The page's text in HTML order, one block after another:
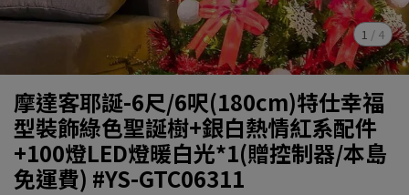
1 / 4
摩達客耶誕-6尺/6呎(180cm)特仕幸福
型裝飾綠色聖誕樹+銀白熱情紅系配件
+100燈LED燈暖白光*1(贈控制器/本島
免運費) #YS-GTC06311